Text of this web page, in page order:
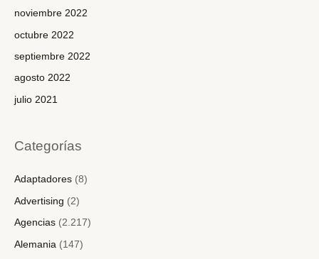
noviembre 2022
octubre 2022
septiembre 2022
agosto 2022
julio 2021
Categorías
Adaptadores (8)
Advertising (2)
Agencias (2.217)
Alemania (147)